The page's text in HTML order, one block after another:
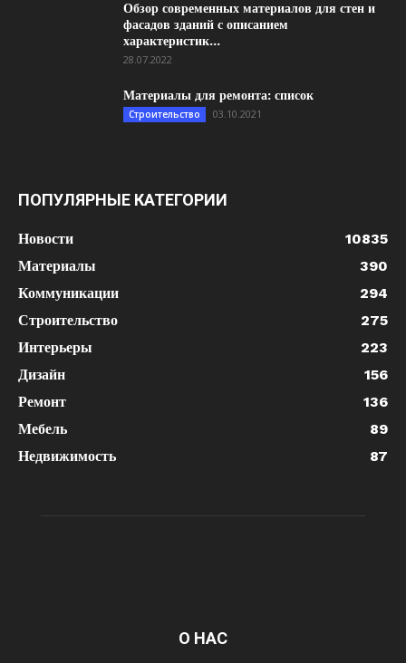
Обзор современных материалов для стен и
фасадов зданий с описанием
характеристик...
28.07.2022
Материалы для ремонта: список
Строительство 03.10.2021
ПОПУЛЯРНЫЕ КАТЕГОРИИ
Новости
10835
Материалы
390
Коммуникации
294
Строительство
275
Интерьеры
223
Дизайн
156
Ремонт
136
Мебель
89
Недвижимость
87
О НАС